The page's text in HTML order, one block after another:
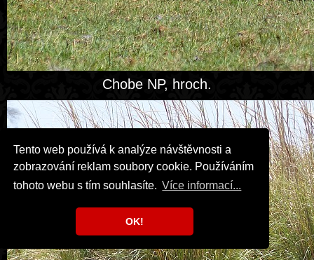
Tento web používá k analýze návštěvnosti a
zobrazování reklam soubory cookie. Používáním
tohoto webu s tím souhlasíte. Více informací...
OK!
Chobe NP, hroch.